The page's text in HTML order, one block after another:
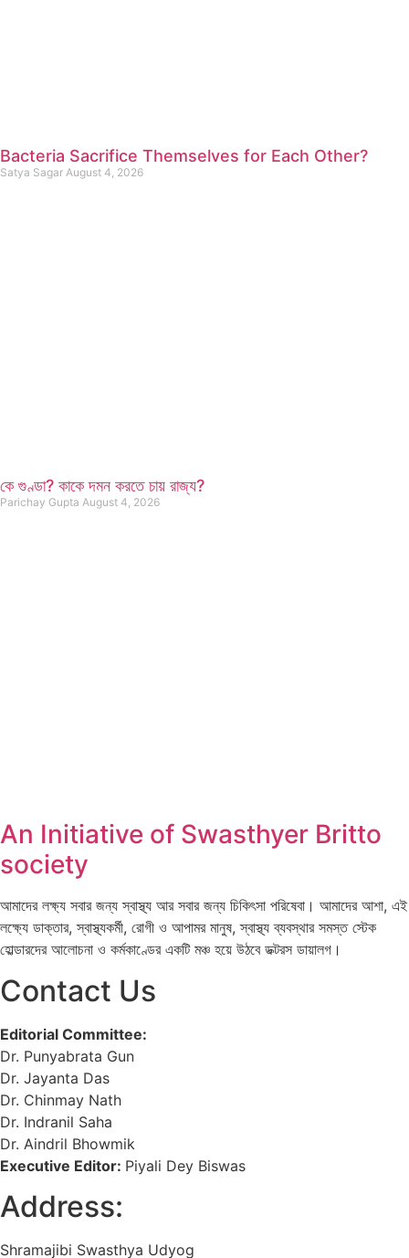
Bacteria Sacrifice Themselves for Each Other?
Satya Sagar August 4, 2026
কে গুণ্ডা? কাকে দমন করতে চায় রাজ্য?
Parichay Gupta August 4, 2026
An Initiative of Swasthyer Britto
society
আমাদের লক্ষ্য সবার জন্য স্বাস্থ্য আর সবার জন্য চিকিৎসা পরিষেবা। আমাদের আশা, এই
লক্ষ্যে ডাক্তার, স্বাস্থ্যকর্মী, রোগী ও আপামর মানুষ, স্বাস্থ্য ব্যবস্থার সমস্ত স্টেক
হোল্ডারদের আলোচনা ও কর্মকাণ্ডের একটি মঞ্চ হয়ে উঠবে ডক্টরস ডায়ালগ।
Contact Us
Editorial Committee:
Dr. Punyabrata Gun
Dr. Jayanta Das
Dr. Chinmay Nath
Dr. Indranil Saha
Dr. Aindril Bhowmik
Executive Editor: Piyali Dey Biswas
Address:
Shramajibi Swasthya Udyog